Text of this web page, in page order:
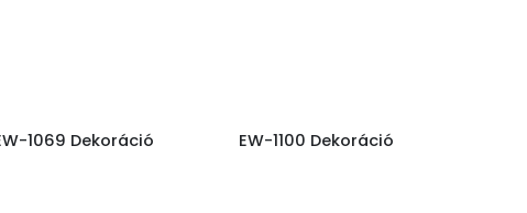
1069 Dekoráció EW-1100 Dekoráció